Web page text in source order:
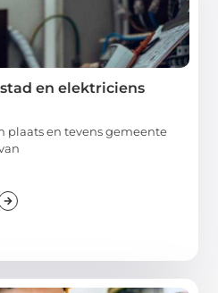
en elektriciens
plaats en tevens gemeente